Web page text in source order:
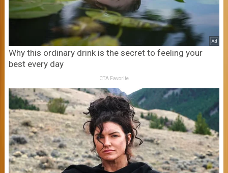
Why this ordinary drink is the secret to feeling your
best every day
CTA Favorite